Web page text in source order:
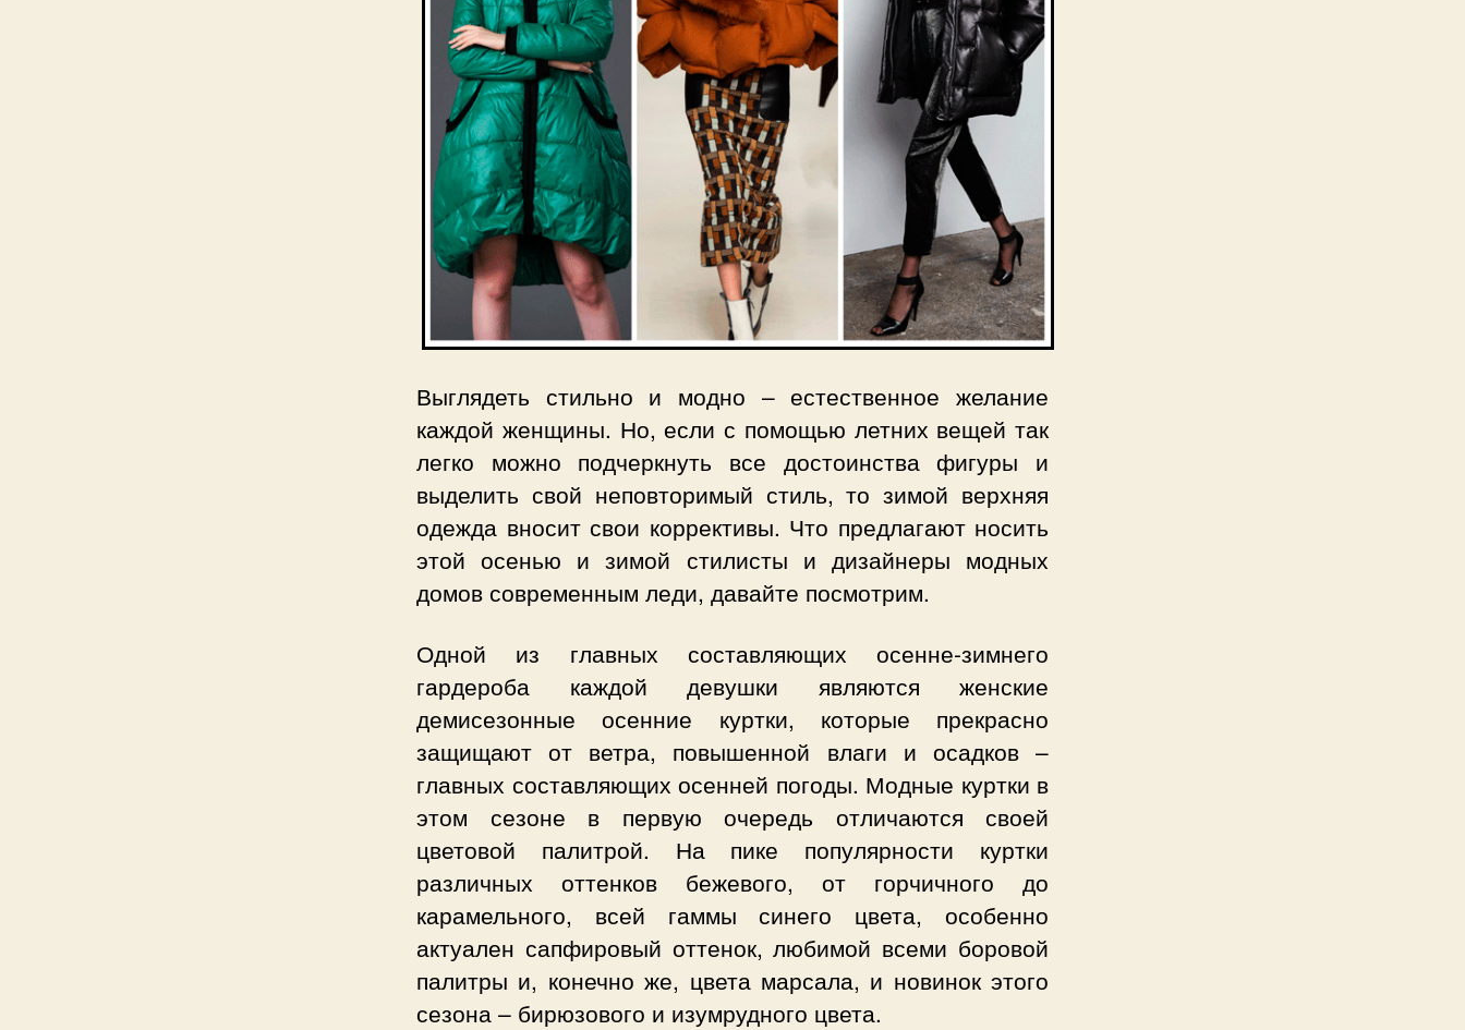
Выглядеть стильно и модно – естественное желание
каждой женщины. Но, если с помощью летних вещей так
легко можно подчеркнуть все достоинства фигуры и
выделить свой неповторимый стиль, то зимой верхняя
одежда вносит свои коррективы. Что предлагают носить
этой осенью и зимой стилисты и дизайнеры модных
домов современным леди, давайте посмотрим.
Одной из главных составляющих осенне-зимнего
гардероба каждой девушки являются женские
демисезонные осенние куртки, которые прекрасно
защищают от ветра, повышенной влаги и осадков –
главных составляющих осенней погоды. Модные куртки в
этом сезоне в первую очередь отличаются своей
цветовой палитрой. На пике популярности куртки
различных оттенков бежевого, от горчичного до
карамельного, всей гаммы синего цвета, особенно
актуален сапфировый оттенок, любимой всеми боровой
палитры и, конечно же, цвета марсала, и новинок этого
сезона – бирюзового и изумрудного цвета.